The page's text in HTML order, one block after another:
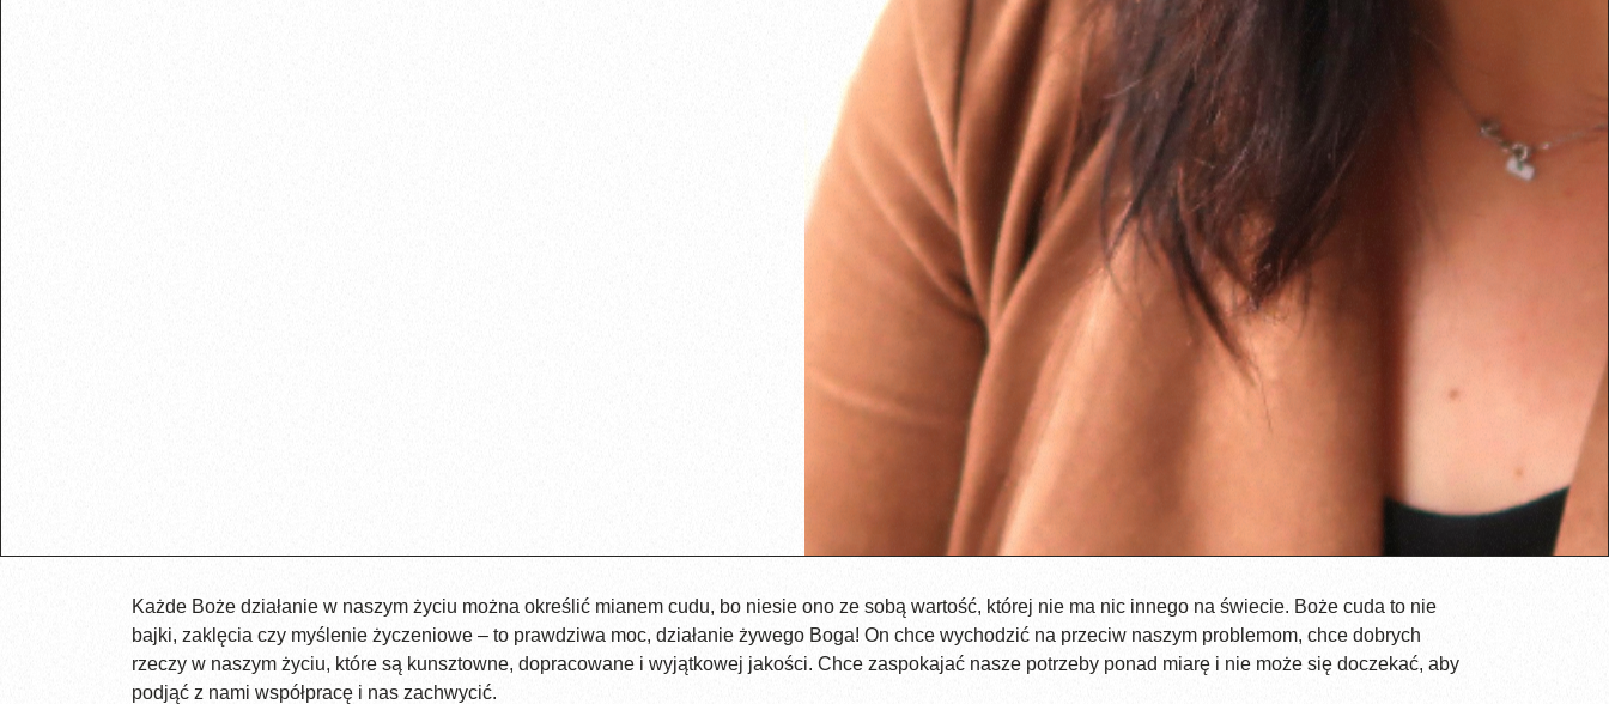
Każde Boże działanie w naszym życiu można określić mianem cudu, bo niesie ono ze sobą wartość, której nie ma nic innego na świecie. Boże cuda to nie
bajki, zaklęcia czy myślenie życzeniowe – to prawdziwa moc, działanie żywego Boga! On chce wychodzić na przeciw naszym problemom, chce dobrych
rzeczy w naszym życiu, które są kunsztowne, dopracowane i wyjątkowej jakości. Chce zaspokajać nasze potrzeby ponad miarę i nie może się doczekać, aby
podjąć z nami współpracę i nas zachwycić.